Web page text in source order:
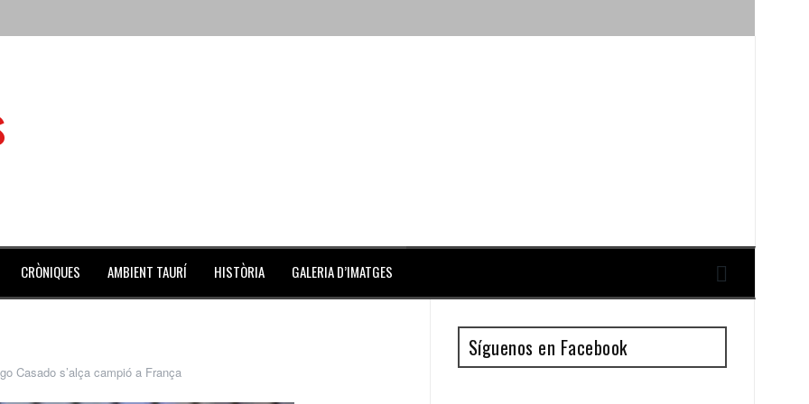
de julio repleto de actividades
Coliseo Balear
CRÒNIQUES AMBIENT TAURÍ HISTÒRIA GALERIA D’IMATGES
Casado s’alça campió a França
Síguenos en Facebook